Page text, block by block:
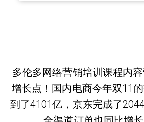
多伦多网络营销培训课程内
增长点！国内电商今年双11
到了4101亿，京东完成了